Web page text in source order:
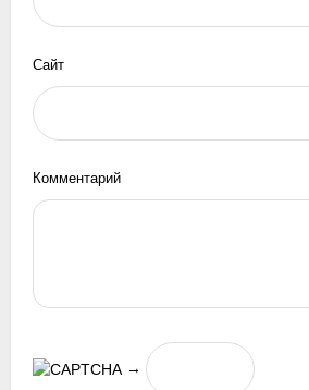
Сайт
Комментарий
→